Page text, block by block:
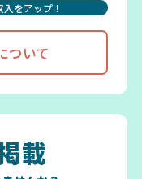
をアップ！
ついて
載